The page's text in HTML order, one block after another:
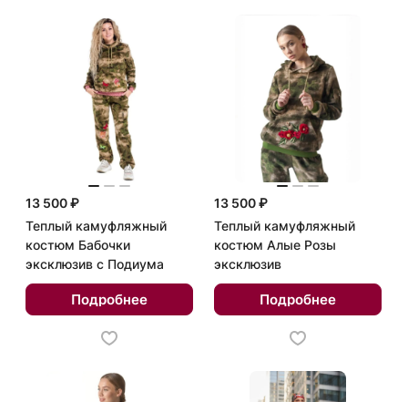
13 500 ₽
Теплый камуфляжный
костюм Бабочки
эксклюзив с Подиума
Подробнее
13 500 ₽
Теплый камуфляжный
костюм Алые Розы
эксклюзив
Подробнее